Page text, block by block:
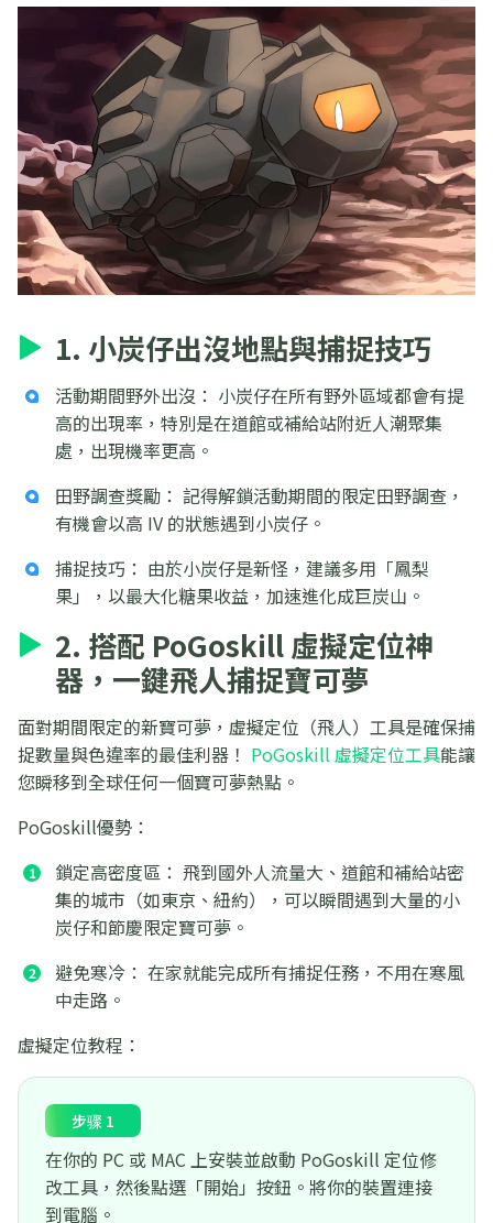
1. 小炭仔出沒地點與捕捉技巧
活動期間野外出沒： 小炭仔在所有野外區域都會有提
高的出現率，特別是在道館或補給站附近人潮聚集
處，出現機率更高。
田野調查獎勵： 記得解鎖活動期間的限定田野調查，
有機會以高 IV 的狀態遇到小炭仔。
捕捉技巧： 由於小炭仔是新怪，建議多用「鳳梨
果」，以最大化糖果收益，加速進化成巨炭山。
2. 搭配 PoGoskill 虛擬定位神
器，一鍵飛人捕捉寶可夢
面對期間限定的新寶可夢，虛擬定位（飛人）工具是確保捕
捉數量與色違率的最佳利器！ PoGoskill 虛擬定位工具能讓
您瞬移到全球任何一個寶可夢熱點。
PoGoskill優勢：
鎖定高密度區： 飛到國外人流量大、道館和補給站密
集的城市（如東京、紐約），可以瞬間遇到大量的小
炭仔和節慶限定寶可夢。
避免寒冷： 在家就能完成所有捕捉任務，不用在寒風
中走路。
虛擬定位教程：
步骤 1
在你的 PC 或 MAC 上安裝並啟動 PoGoskill 定位修
改工具，然後點選「開始」按鈕。將你的裝置連接
到電腦。